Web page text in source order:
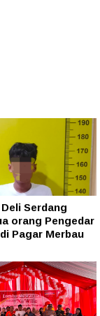
Serdang
orang Pengedar
Pagar Merbau